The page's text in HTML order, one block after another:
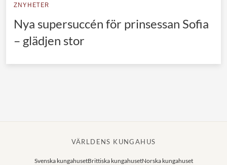
ZNYHETER
Nya supersuccén för prinsessan Sofia
– glädjen stor
VÄRLDENS KUNGAHUS
Svenska kungahusetBrittiska kungahusetNorska kungahuset